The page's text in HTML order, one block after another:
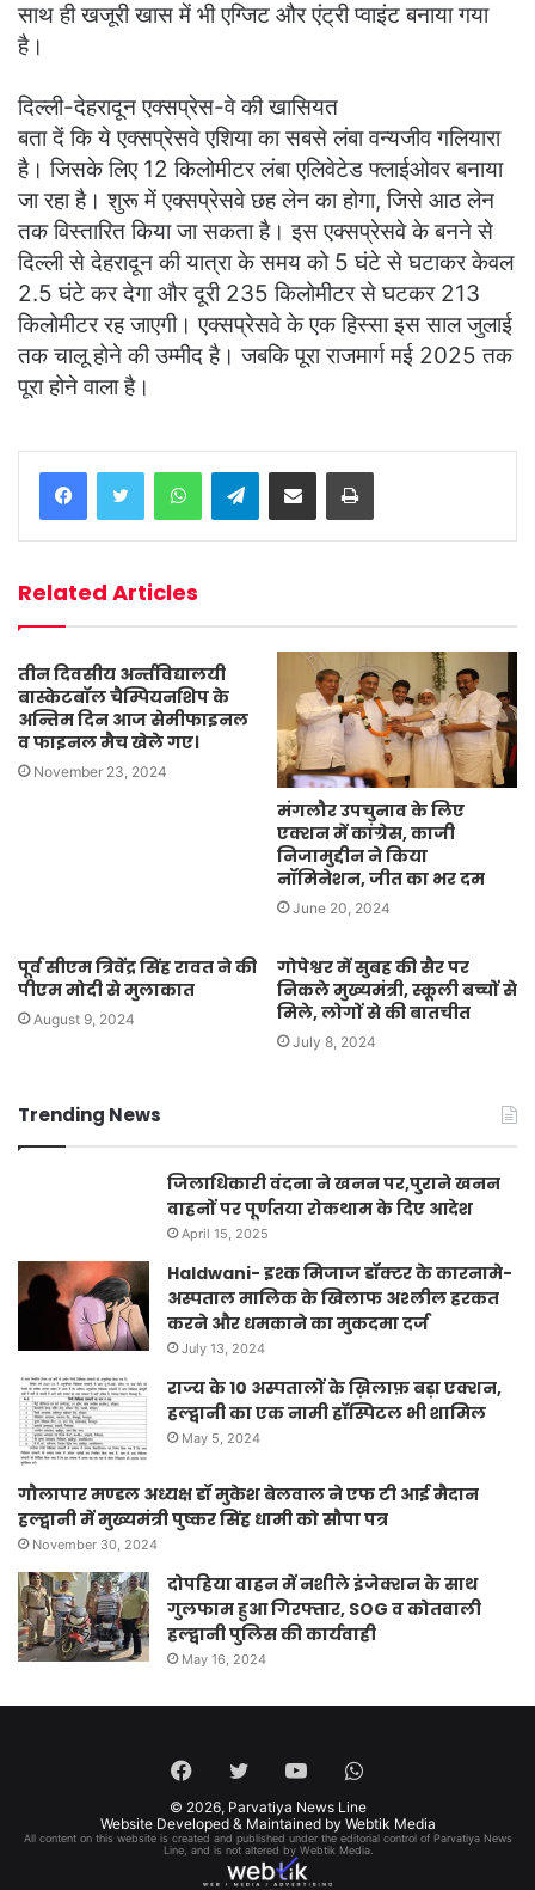
साथ ही खजूरी खास में भी एग्जिट और एंट्री प्वाइंट बनाया गया
है।
दिल्ली-देहरादून एक्सप्रेस-वे की खासियत
बता दें कि ये एक्सप्रेसवे एशिया का सबसे लंबा वन्यजीव गलियारा
है। जिसके लिए 12 किलोमीटर लंबा एलिवेटेड फ्लाईओवर बनाया
जा रहा है। शुरू में एक्सप्रेसवे छह लेन का होगा, जिसे आठ लेन
तक विस्तारित किया जा सकता है। इस एक्सप्रेसवे के बनने से
दिल्ली से देहरादून की यात्रा के समय को 5 घंटे से घटाकर केवल
2.5 घंटे कर देगा और दूरी 235 किलोमीटर से घटकर 213
किलोमीटर रह जाएगी। एक्सप्रेसवे के एक हिस्सा इस साल जुलाई
तक चालू होने की उम्मीद है। जबकि पूरा राजमार्ग मई 2025 तक
पूरा होने वाला है।
WhatsAppTelegramShare via Email Print
Related Articles
तीन दिवसीय अर्न्तविद्यालयी
बास्केटबॉल चैम्पियनशिप के
अन्तिम दिन आज सेमीफाइनल
व फाइनल मैच खेले गए।
November 23, 2024
मंगलौर उपचुनाव के लिए
एक्शन में कांग्रेस, काजी
निजामुद्दीन ने किया
नॉमिनेशन, जीत का भर दम
June 20, 2024
पूर्व सीएम त्रिवेंद्र सिंह रावत ने की
पीएम मोदी से मुलाकात
August 9, 2024
गोपेश्वर में सुबह की सैर पर
निकले मुख्यमंत्री, स्कूली बच्चों से
मिले, लोगों से की बातचीत
July 8, 2024
Trending News
जिलाधिकारी वंदना ने खनन पर,पुराने खनन
वाहनों पर पूर्णतया रोकथाम के दिए आदेश
April 15, 2025
Haldwani- इश्क मिजाज डॉक्टर के कारनामे-
अस्पताल मालिक के खिलाफ अश्लील हरकत
करने और धमकाने का मुकदमा दर्ज
July 13, 2024
राज्य के 10 अस्पतालों के ख़िलाफ़ बड़ा एक्शन,
हल्द्वानी का एक नामी हॉस्पिटल भी शामिल
May 5, 2024
गौलापार मण्डल अध्यक्ष डॉ मुकेश बेलवाल ने एफ टी आई मैदान
हल्द्वानी में मुख्यमंत्री पुष्कर सिंह धामी को सौपा पत्र
November 30, 2024
दोपहिया वाहन में नशीले इंजेक्शन के साथ
गुलफाम हुआ गिरफ्तार, SOG व कोतवाली
हल्द्वानी पुलिस की कार्यवाही
May 16, 2024
Facebook
TwitterYouTubeWhatsApp
© 2026, Parvatiya News Line
Website Developed & Maintained by Webtik Media
All content on this website is created and published under the editorial control of Parvatiya News
Line, and is not altered by Webtik Media.